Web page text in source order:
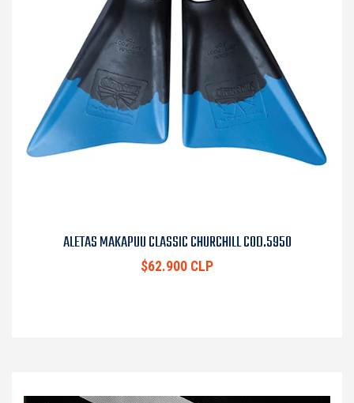
ALETAS MAKAPUU CLASSIC CHURCHILL COD.5950
$62.900 CLP